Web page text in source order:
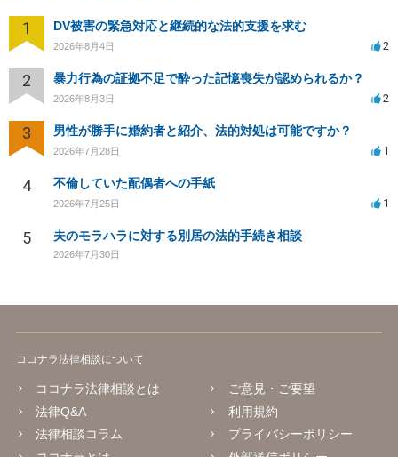
1 DV被害の緊急対応と継続的な法的支援を求む
2026年8月4日 2
2 暴力行為の証拠不足で酔った記憶喪失が認められるか？
2026年8月3日 2
3 男性が勝手に婚約者と紹介、法的対処は可能ですか？
2026年7月28日 1
4 不倫していた配偶者への手紙
2026年7月25日 1
5 夫のモラハラに対する別居の法的手続き相談
2026年7月30日
ココナラ法律相談について
ココナラ法律相談とは
法律Q&A
法律相談コラム
ご意見・ご要望
利用規約
プライバシーポリシー